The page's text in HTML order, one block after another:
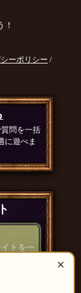
×
ーポリシー /
問を一括
に遊べま
トを一